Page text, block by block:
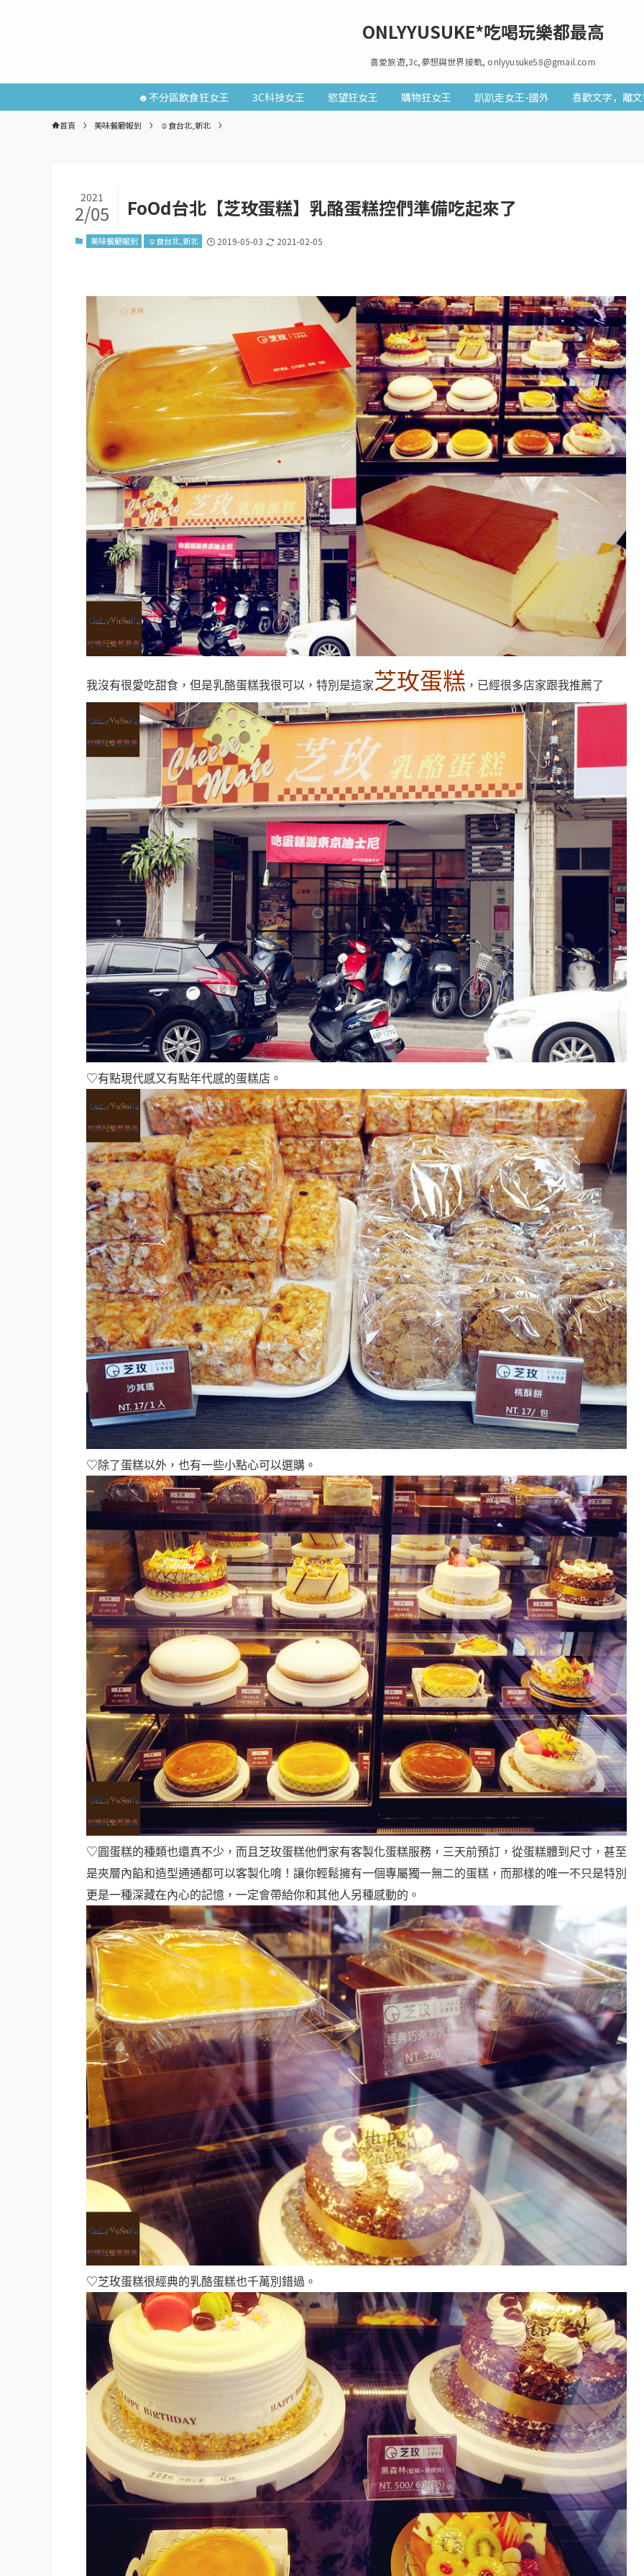
ONLYYUSUKE*吃喝玩樂都最高
喜愛旅遊,3c,夢想與世界接軌, onlyyusuke58@gmail.com
☻不分區飲食狂女王 3C科技女王 慾望狂女王 購物狂女王 趴趴走女王-國外 喜歡文字，離
首頁 美味餐廳報到 ☺食台北,新北
FoOd台北【芝玫蛋糕】乳酪蛋糕控們準備吃起來了
2021
2/05
美味餐廳報到 ☺食台北,新北 2019-05-03 2021-02-05
我沒有很愛吃甜食，但是乳酪蛋糕我很可以，特別是這家芝玫蛋糕 ，已經很多店家跟我推薦了
♡有點現代感又有點年代感的蛋糕店。
♡除了蛋糕以外，也有一些小點心可以選購。
♡圓蛋糕的種類也還真不少，而且芝玫蛋糕他們家有客製化蛋糕服務，三天前預訂，從蛋糕體到尺寸，甚至
是夾層內餡和造型通通都可以客製化唷！讓你輕鬆擁有一個專屬獨一無二的蛋糕，而那樣的唯一不只是特別
更是一種深藏在內心的記憶，一定會帶給你和其他人另種感動的。
♡芝玫蛋糕很經典的乳酪蛋糕也千萬別錯過。